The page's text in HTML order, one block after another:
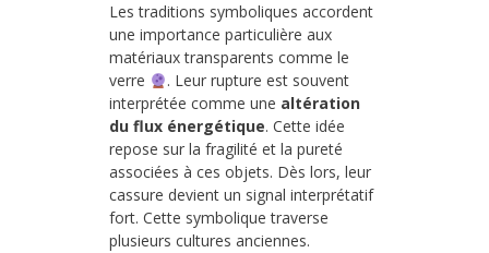
Les traditions symboliques accordent
une importance particulière aux
matériaux transparents comme le
verre
. Leur rupture est souvent
interprétée comme une altération
du flux énergétique. Cette idée
repose sur la fragilité et la pureté
associées à ces objets. Dès lors, leur
cassure devient un signal interprétatif
fort. Cette symbolique traverse
plusieurs cultures anciennes.